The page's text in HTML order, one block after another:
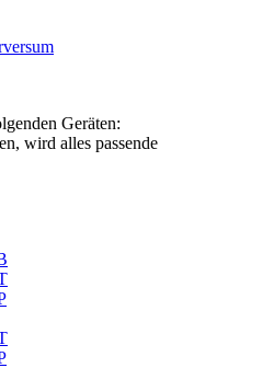
Geräten:
wird alles passende